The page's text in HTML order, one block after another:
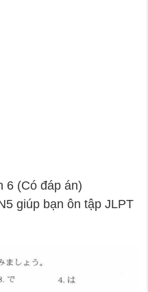
6 (Có đáp án)
giúp bạn ôn tập JLPT